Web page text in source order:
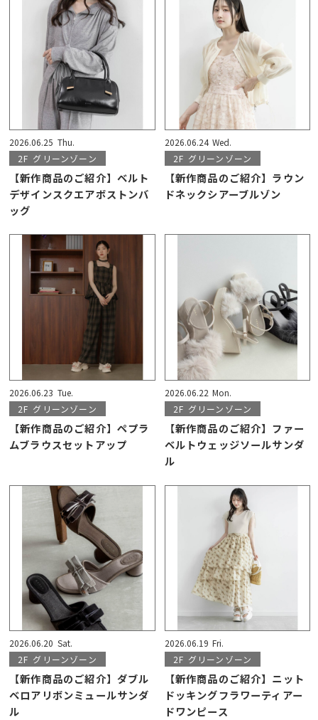
2026.06.25 Thu.
2F グリーンゾーン
【新作商品のご紹介】ベルト
デザインスクエアボストンバ
ッグ
2026.06.24 Wed.
2F グリーンゾーン
【新作商品のご紹介】ラウン
ドネックシアーブルゾン
2026.06.23 Tue.
2F グリーンゾーン
【新作商品のご紹介】ペプラ
ムブラウスセットアップ
2026.06.22 Mon.
2F グリーンゾーン
【新作商品のご紹介】ファー
ベルトウェッジソールサンダ
ル
2026.06.20 Sat.
2F グリーンゾーン
【新作商品のご紹介】ダブル
ベロアリボンミュールサンダ
ル
2026.06.19 Fri.
2F グリーンゾーン
【新作商品のご紹介】ニット
ドッキングフラワーティアー
ドワンピース